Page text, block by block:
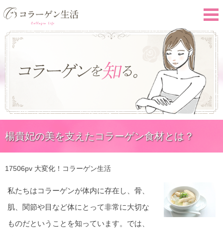
楊貴妃の美を支えたコラーゲン食材とは？
17506pv 大変化！コラーゲン生活
私たちはコラーゲンが体内に存在し、骨、
肌、関節や目など体にとって非常に大切な
ものだということを知っています。では、